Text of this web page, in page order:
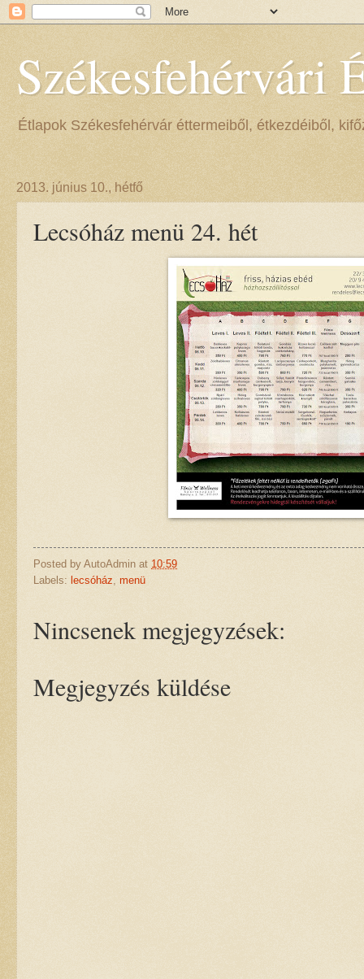
Székesfehérvári
Étlapok Székesfehérvár éttermeiből, étkezdéiből,
2013. június 10., hétfő
Lecsóház menü 24. hét
Posted by AutoAdmin at 10:59
Labels: lecsóház menü
Nincsenek megjegyzések:
Megjegyzés küldése